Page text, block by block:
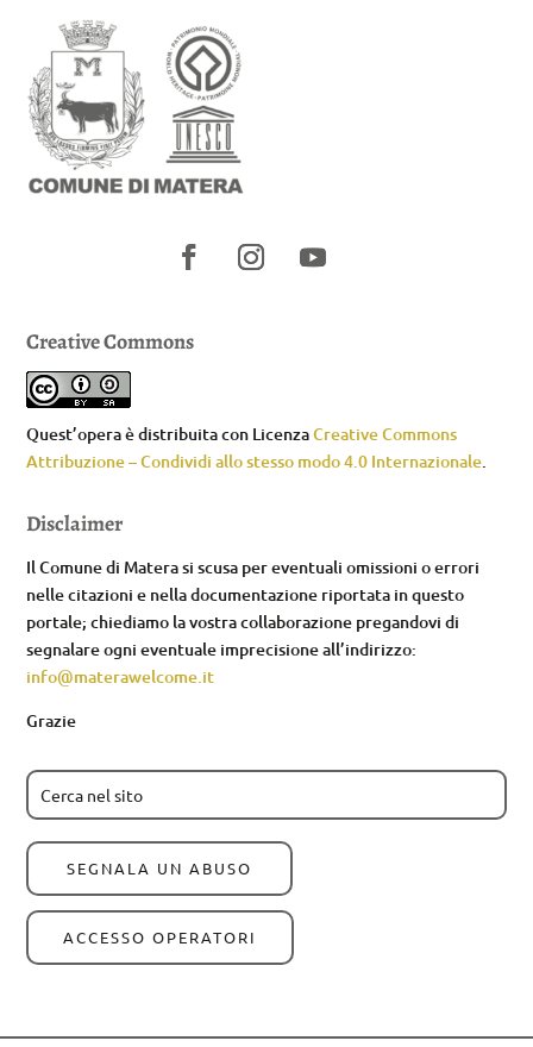
Creative Commons
Quest’opera è distribuita con LicenzaCreative Commons
Attribuzione – Condividi allo stesso modo 4.0 Internazionale.
Disclaimer
Il Comune di Matera si scusa per eventuali omissioni o errori
nelle citazioni e nella documentazione riportata in questo
portale; chiediamo la vostra collaborazione pregandovi di
segnalare ogni eventuale imprecisione all’indirizzo:
info@materawelcome.it
Grazie
SEGNALA UN ABUSO
ACCESSO OPERATORI